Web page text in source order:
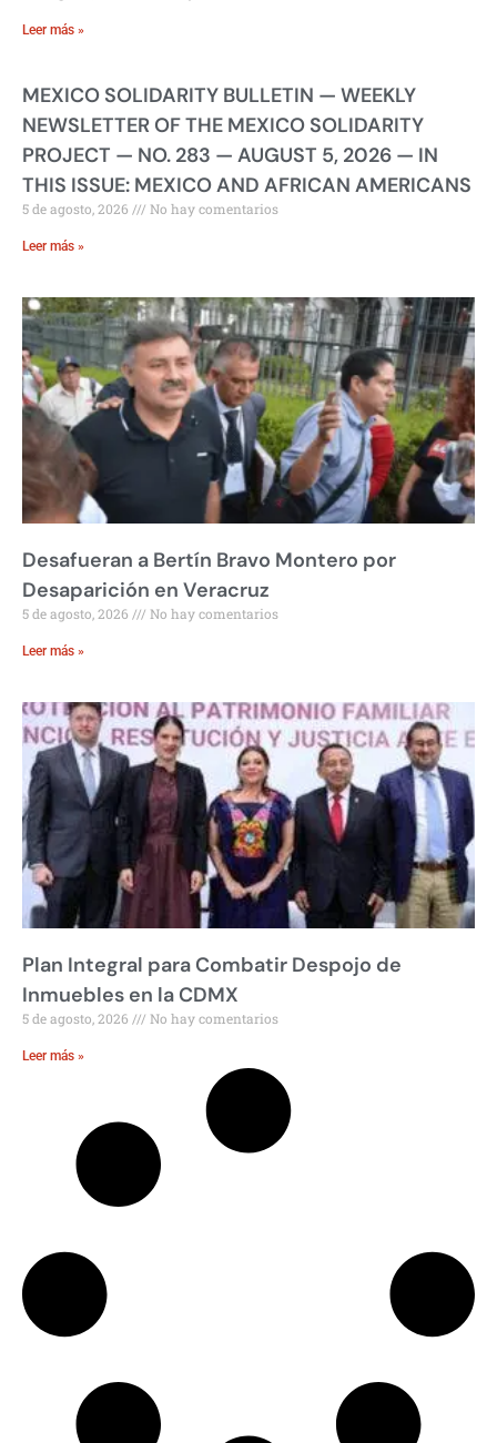
Leer más »
MEXICO SOLIDARITY BULLETIN — WEEKLY
NEWSLETTER OF THE MEXICO SOLIDARITY
PROJECT — NO. 283 — AUGUST 5, 2026 — IN
THIS ISSUE: MEXICO AND AFRICAN AMERICANS
5 de agosto, 2026 No hay comentarios
Leer más »
Desafueran a Bertín Bravo Montero por
Desaparición en Veracruz
5 de agosto, 2026 No hay comentarios
Leer más »
Plan Integral para Combatir Despojo de
Inmuebles en la CDMX
5 de agosto, 2026 No hay comentarios
Leer más »